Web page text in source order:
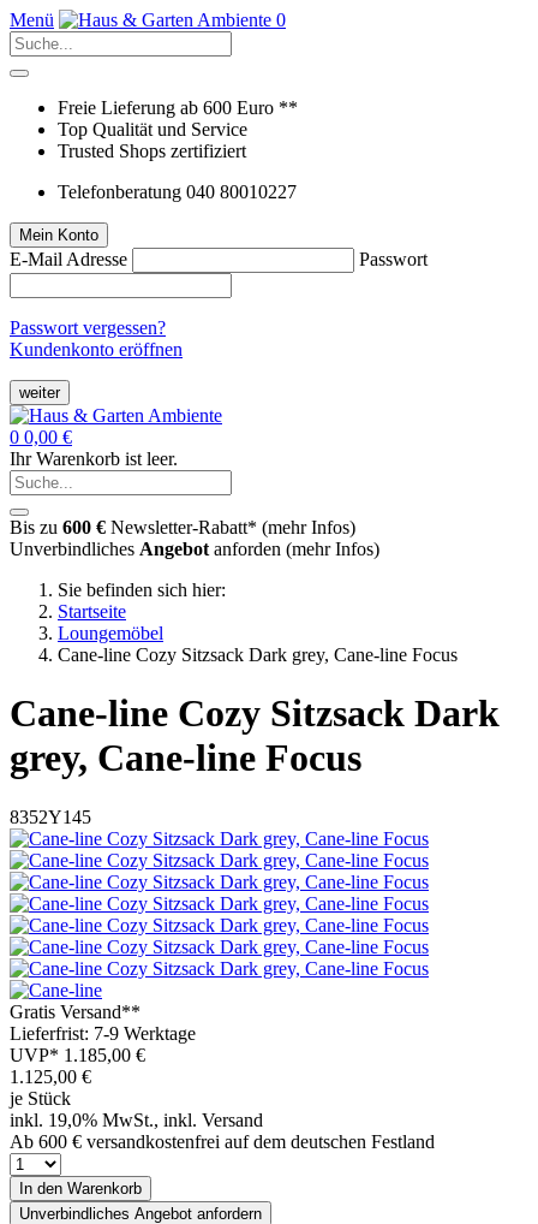
Menü 0
Freie Lieferung ab 600 Euro **
Top Qualität und Service
Trusted Shops zertifiziert
Telefonberatung 040 80010227
Mein Konto
E-Mail Adresse Passwort
Passwort vergessen?
Kundenkonto eröffnen
weiter
0 0,00 €
Ihr Warenkorb ist leer.
Bis zu 600 € Newsletter-Rabatt* (mehr Infos)
Unverbindliches Angebot anforden (mehr Infos)
Sie befinden sich hier:
Startseite
Loungemöbel
Cane-line Cozy Sitzsack Dark grey, Cane-line Focus
Cane-line Cozy Sitzsack Dark
grey, Cane-line Focus
8352Y145
Gratis Versand**
Lieferfrist: 7-9 Werktage
UVP* 1.185,00 €
1.125,00 €
je Stück
inkl. 19,0% MwSt., inkl. Versand
Ab 600 € versandkostenfrei auf dem deutschen Festland
In den Warenkorb
Unverbindliches Angebot anfordern